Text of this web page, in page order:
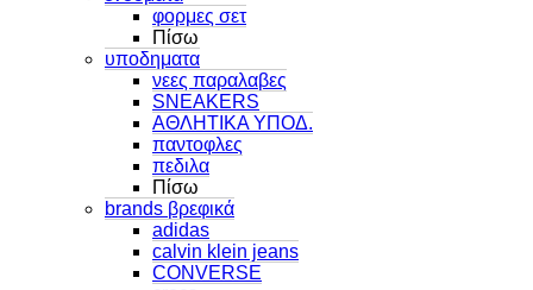
φορμες σετ
Πίσω
υποδηματα
νεες παραλαβες
SNEAKERS
ΑΘΛΗΤΙΚΑ ΥΠΟΔ.
παντοφλες
πεδιλα
Πίσω
brands βρεφικά
adidas
calvin klein jeans
CONVERSE